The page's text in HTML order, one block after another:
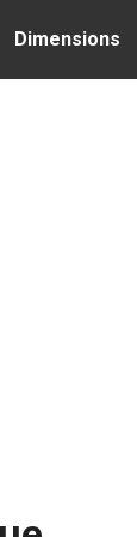
Dimensions